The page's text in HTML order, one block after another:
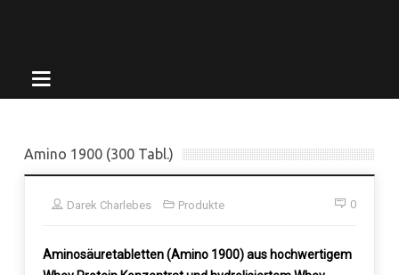
Amino 1900 (300 Tabl.)
Darek Charlebes Produkte 0
Aminosäuretabletten (Amino 1900) aus hochwertigem